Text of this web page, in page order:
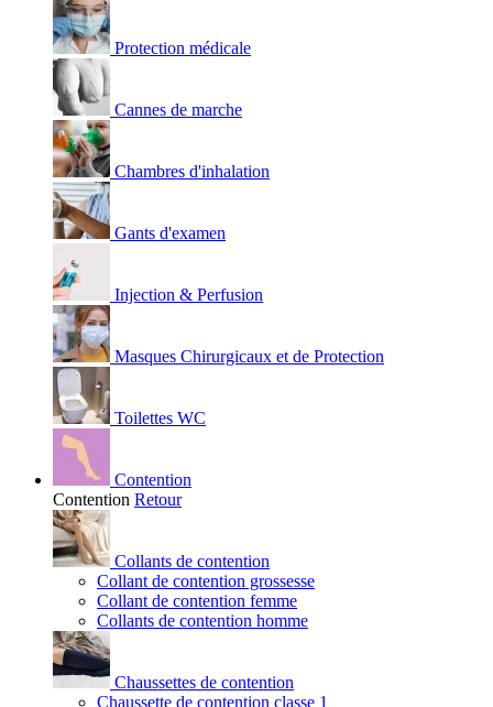
Protection médicale
Cannes de marche
Chambres d'inhalation
Gants d'examen
Injection & Perfusion
Masques Chirurgicaux et de Protection
Toilettes WC
Contention
Contention Retour
Collants de contention
Collant de contention grossesse
Collant de contention femme
Collants de contention homme
Chaussettes de contention
Chaussette de contention classe 1